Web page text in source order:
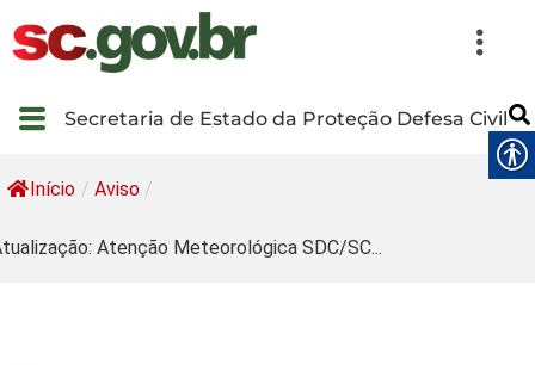
Secretaria de Estado da Proteção Defesa Civil
Início / Aviso /
Atenção Meteorológica SDC/SC...